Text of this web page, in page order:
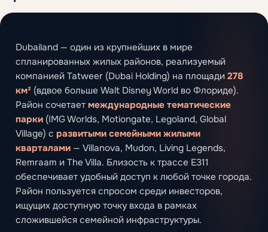
Dubailand — один из крупнейших в мире
спланированных жилых районов, реализуемый
компанией Tatweer (Dubai Holding) на площади 278
км² (вдвое больше Walt Disney World во Флориде).
Район сочетает международные тематические
парки (IMG Worlds, Motiongate, Legoland, Global
Village) с развитыми семейными жилыми
кварталами — Villanova, Mudon, Living Legends,
Remraam и The Villa. Близость к трассе E311
обеспечивает удобный доступ к любой точке города.
Район пользуется спросом среди инвесторов,
ищущих доступную точку входа в рамках
сложившейся семейной инфраструктуры.